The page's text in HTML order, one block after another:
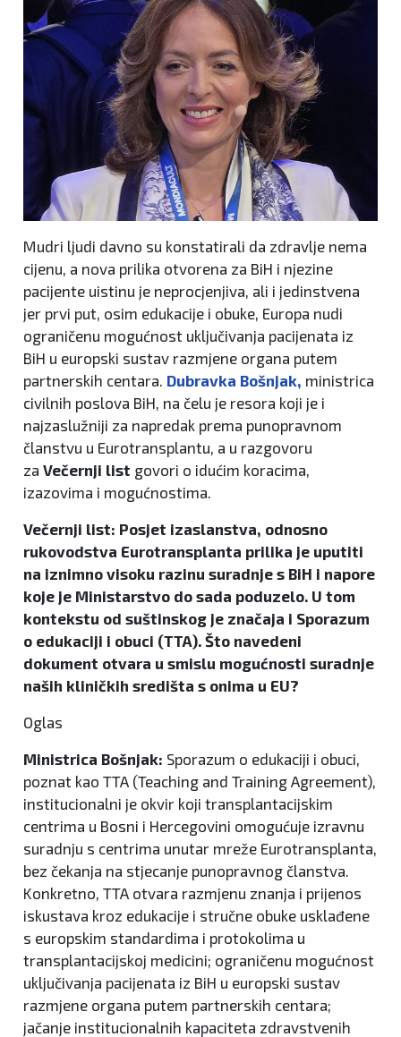
Mudri ljudi davno su konstatirali da zdravlje nema
cijenu, a nova prilika otvorena za BiH i njezine
pacijente uistinu je neprocjenjiva, ali i jedinstvena
jer prvi put, osim edukacije i obuke, Europa nudi
ograničenu mogućnost uključivanja pacijenata iz
BiH u europski sustav razmjene organa putem
partnerskih centara. Dubravka Bošnjak, ministrica
civilnih poslova BiH, na čelu je resora koji je i
najzaslužniji za napredak prema punopravnom
članstvu u Eurotransplantu, a u razgovoru
za Večernji list govori o idućim koracima,
izazovima i mogućnostima.
Večernji list: Posjet izaslanstva, odnosno
rukovodstva Eurotransplanta prilika je uputiti
na iznimno visoku razinu suradnje s BiH i napore
koje je Ministarstvo do sada poduzelo. U tom
kontekstu od suštinskog je značaja i Sporazum
o edukaciji i obuci (TTA). Što navedeni
dokument otvara u smislu mogućnosti suradnje
naših kliničkih središta s onima u EU?
Oglas
Ministrica Bošnjak: Sporazum o edukaciji i obuci,
poznat kao TTA (Teaching and Training Agreement),
institucionalni je okvir koji transplantacijskim
centrima u Bosni i Hercegovini omogućuje izravnu
suradnju s centrima unutar mreže Eurotransplanta,
bez čekanja na stjecanje punopravnog članstva.
Konkretno, TTA otvara razmjenu znanja i prijenos
iskustava kroz edukacije i stručne obuke usklađene
s europskim standardima i protokolima u
transplantacijskoj medicini; ograničenu mogućnost
uključivanja pacijenata iz BiH u europski sustav
razmjene organa putem partnerskih centara;
jačanje institucionalnih kapaciteta zdravstvenih